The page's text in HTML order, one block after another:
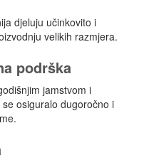
djeluju učinkovito i
velikih razmjera.
podrška
jamstvom i
osiguralo dugoročno i